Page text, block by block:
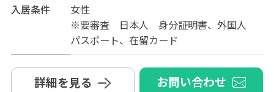
入居条件
女性
※要審査 日本人 身分証明書、外国人
パスポート、在留カード
詳細を見る お問い合わせ